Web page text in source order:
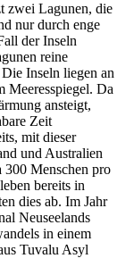
zwei Lagunen, die
nur durch enge
der Inseln
reine
Inseln liegen an
Meeresspiegel. Da
ansteigt,
Zeit
mit dieser
und Australien
Menschen pro
bereits in
dies ab. Im Jahr
Neuseelands
in einem
Tuvalu Asyl